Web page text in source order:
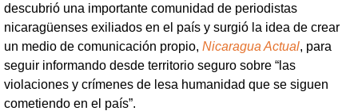
descubrió una importante comunidad de periodistas
nicaragüenses exiliados en el país y surgió la idea de crear
un medio de comunicación propio, Nicaragua Actual, para
seguir informando desde territorio seguro sobre “las
violaciones y crímenes de lesa humanidad que se siguen
cometiendo en el país”.